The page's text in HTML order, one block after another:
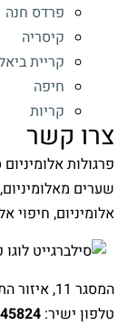
פרדס חנה
קיסריה
קריית
חיפה
קריות
צרו קשר
פרגולות
שערים
אלומיניום, חיפוי
המסגר 11, איזור התעשיה חצור הגלילית
טלפון ישיר: